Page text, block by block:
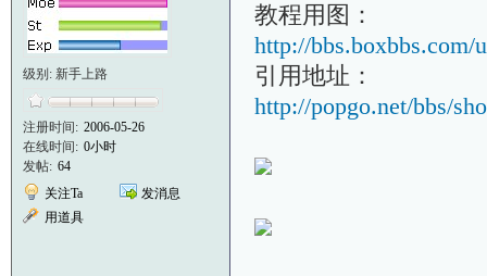
级别: 新手上路
注册时间: 2006-05-26
在线时间: 0小时
发帖: 64
关注Ta
发消息
用道具
教程用图：
http://bbs.boxbbs.com/
引用地址：
http://popgo.net/bbs/